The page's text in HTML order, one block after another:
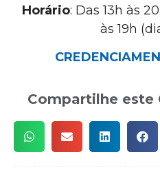
Horário: Das 13h às
às 19h
Compartilhe este